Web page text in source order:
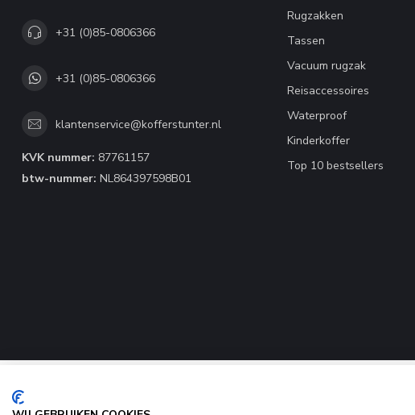
+31 (0)85-0806366
+31 (0)85-0806366
klantenservice@kofferstunter.nl
KVK nummer: 87761157
btw-nummer: NL864397598B01
Rugzakken
Tassen
Vacuum rugzak
Reisaccessoires
Waterproof
Kinderkoffer
Top 10 bestsellers